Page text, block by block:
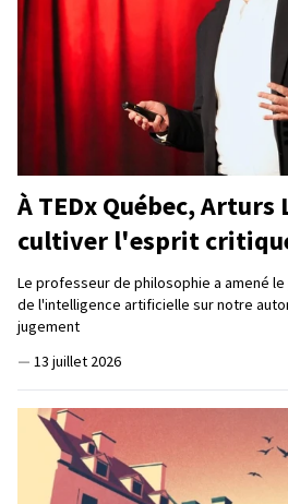
À TEDx Québec,
cultiver l'esprit
Le professeur de philosophie a amené
de l'intelligence artificielle sur notre
jugement
— 13 juillet 2026